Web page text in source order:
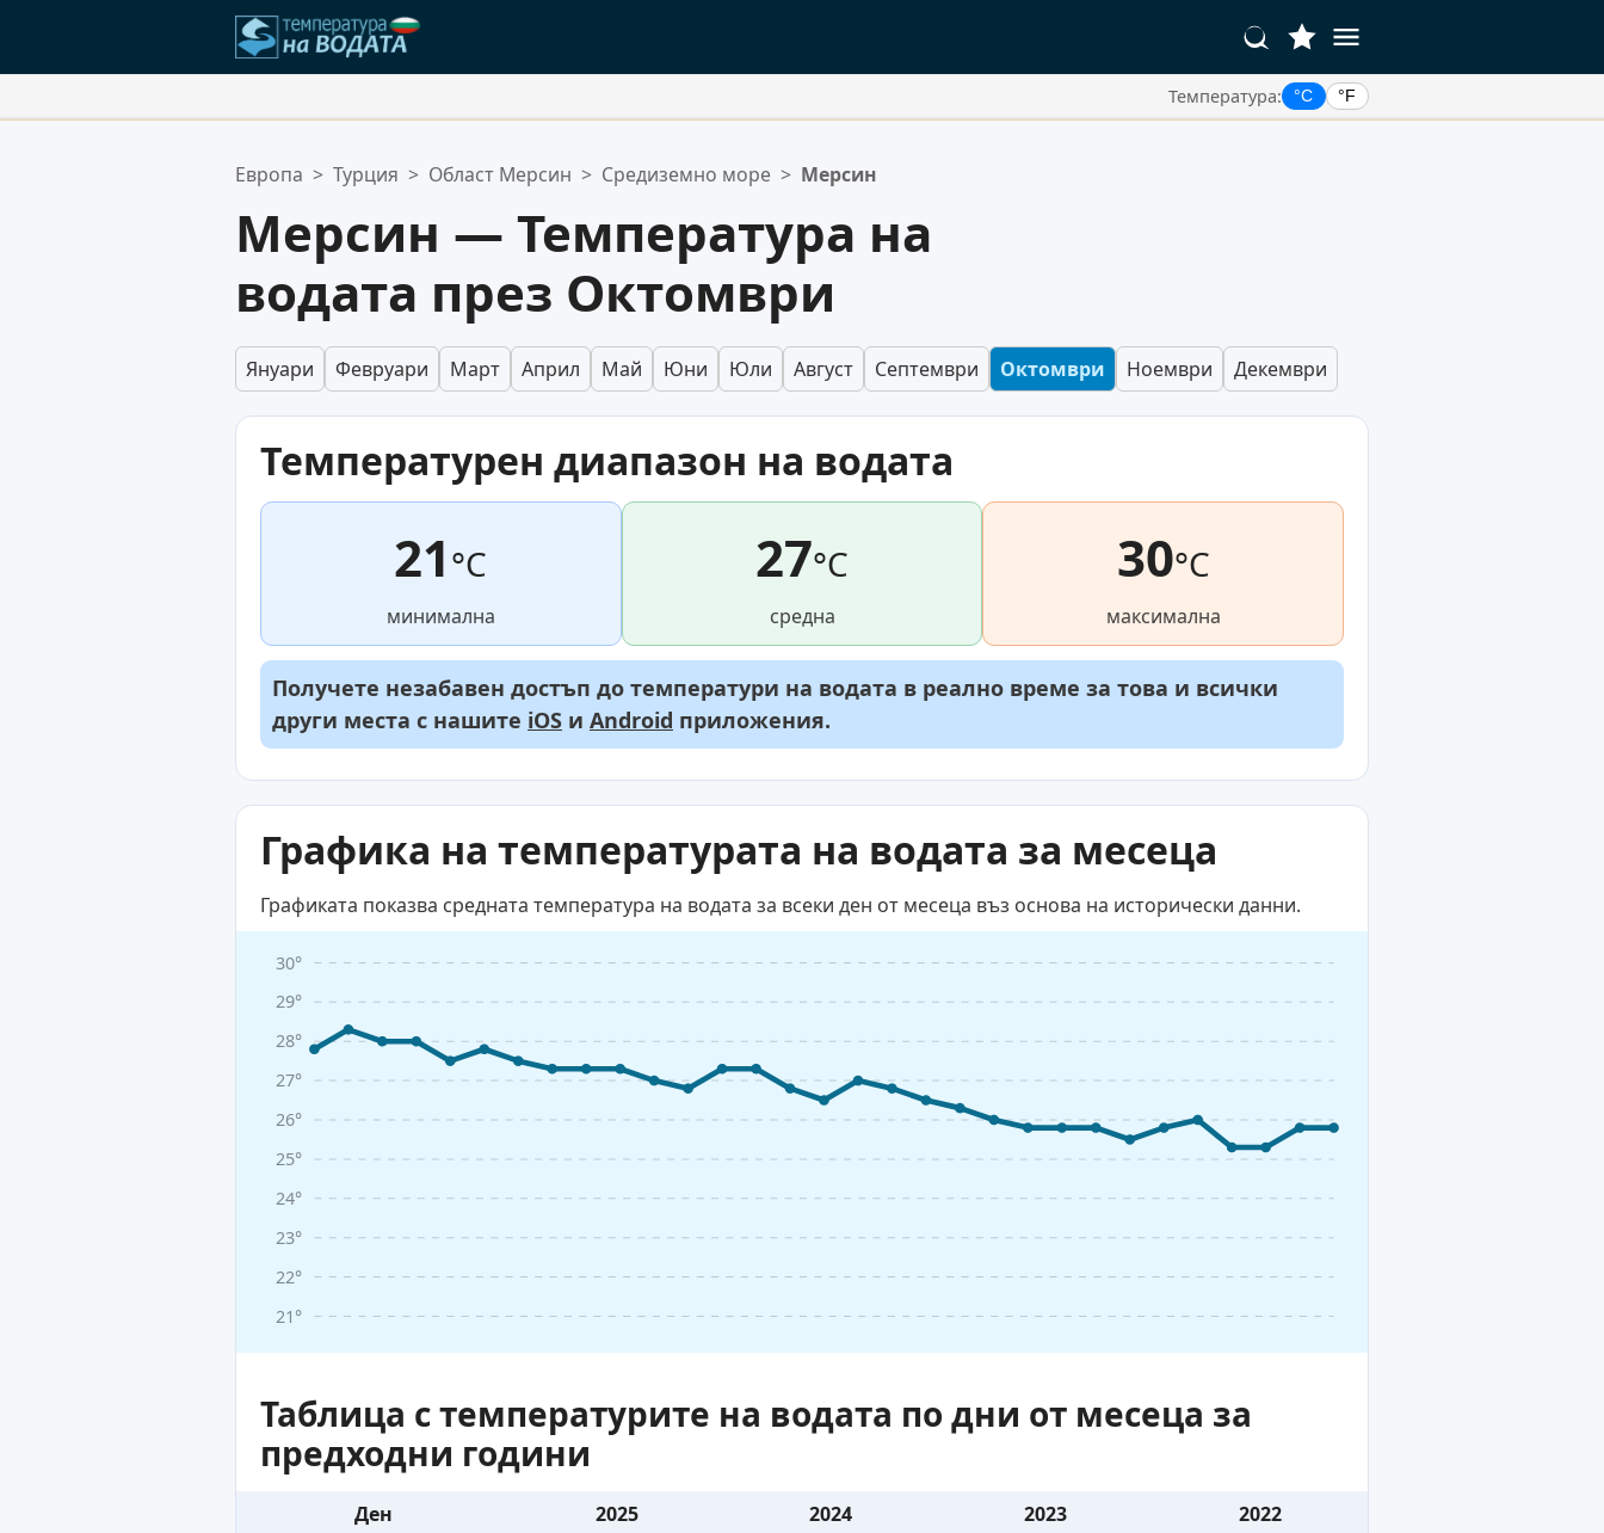
Температура: °C °F
Вашият списък с любими е празен.
Европа > Турция > Област Мерсин > Средиземно море > Мерсин
Мерсин — Температура на
водата през Октомври
Януари Февруари Март Април Май Юни Юли Август Септември Октомври Ноември Декември
Температурен диапазон на водата
21°C
минимална
27°C
средна
30°C
максимална
Получете незабавен достъп до температури на водата в реално време за това и всички
други места с нашите iOS и Android приложения.
Графика на температурата на водата за месеца
Графиката показва средната температура на водата за всеки ден от месеца въз основа на исторически данни.
21°
22°
23°
24°
25°
26°
27°
28°
29°
30°
Таблица с температурите на водата по дни от месеца за
предходни години
Ден 2025 2024 2023
2022